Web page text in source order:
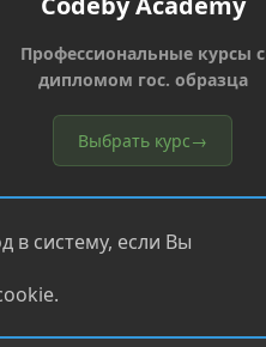
Профессиональные курсы с
дипломом гос. образца
Выбрать курс→
в систему, если Вы